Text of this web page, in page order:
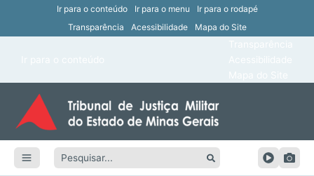
Ir para o conteúdo Ir para o menu
Ir para o rodapé
Transparência
Acessibilidade Mapa do Site
Pesquisar: